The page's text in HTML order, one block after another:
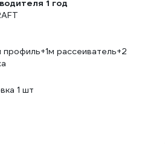
1 год
рассеиватель+2
1 шт